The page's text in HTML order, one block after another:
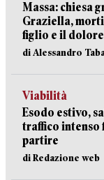
Massa: chiesa
Graziella,
figlio e il
di Alessandro
Viabilità
Esodo estivo,
traffico intenso
partire
di Redazione web